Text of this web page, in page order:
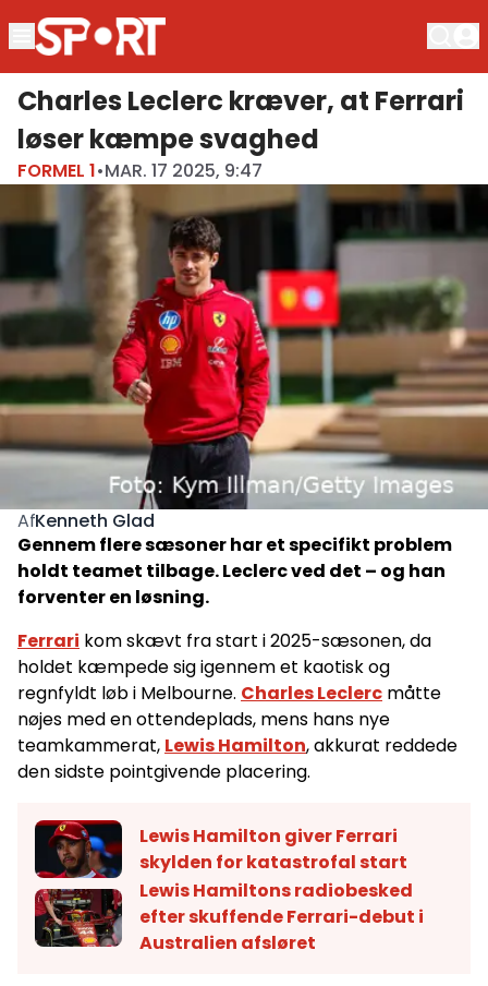
Charles Leclerc kræver, at Ferrari
løser kæmpe svaghed
FORMEL 1•MAR. 17 2025, 9:47
AfKenneth Glad
Gennem flere sæsoner har et specifikt problem
holdt teamet tilbage. Leclerc ved det – og han
forventer en løsning.
Ferrari kom skævt fra start i 2025-sæsonen, da
holdet kæmpede sig igennem et kaotisk og
regnfyldt løb i Melbourne. Charles Leclerc måtte
nøjes med en ottendeplads, mens hans nye
teamkammerat, Lewis Hamilton, akkurat reddede
den sidste pointgivende placering.
Lewis Hamilton giver Ferrari
skylden for katastrofal start
Lewis Hamiltons radiobesked
efter skuffende Ferrari-debut i
Australien afsløret